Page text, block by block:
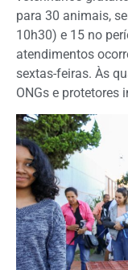
para 30 animais,
10h30) e 15 no
atendimentos
sextas-feiras. Às
ONGs e protetores